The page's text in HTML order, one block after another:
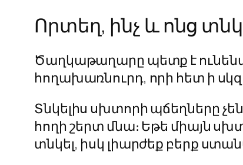
Որտեղ, ինչ և ոնց
Ծաղկաթաղարը պետք է ունենա
հողախառնուրդ, որի հետ ի
Տնկելիս սխտորի պճեղները
հողի շերտ մնա։ Եթե միայն
տնկել, իսկ լիարժեք բերք